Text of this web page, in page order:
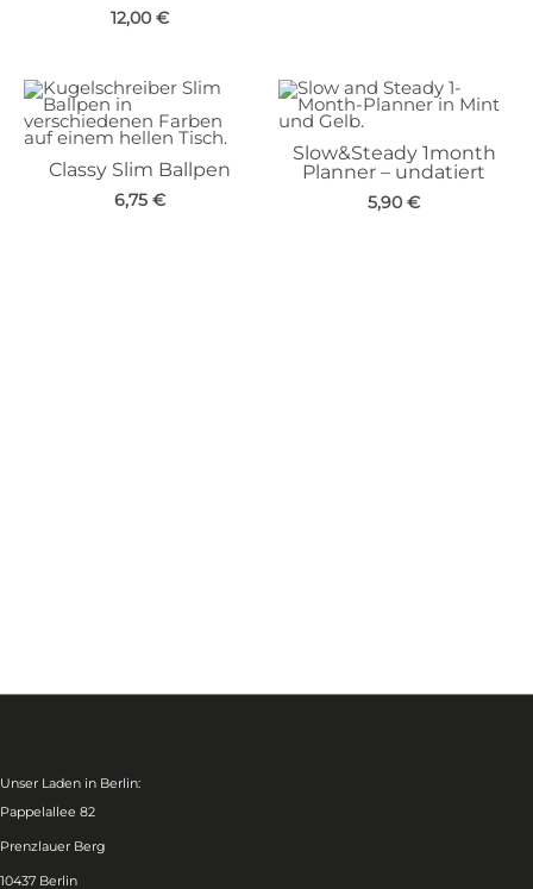
12,00 €
Classy Slim Ballpen
6,75 €
Slow&Steady 1month
Planner – undatiert
5,90 €
Unser Laden in Berlin:
Pappelallee 82
Prenzlauer Berg
10437 Berlin